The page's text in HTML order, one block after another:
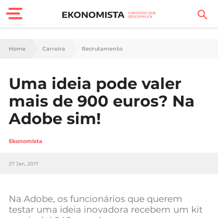
Finanças Pessoais
Carreira
Casa
Lifestyle
Sociedade
Negócios
Home Carreira Recrutamento
Uma ideia pode valer
mais de 900 euros? Na
Adobe sim!
Ekonomista
27 Jan, 2017
Na Adobe, os funcionários que querem
testar uma ideia inovadora recebem um kit